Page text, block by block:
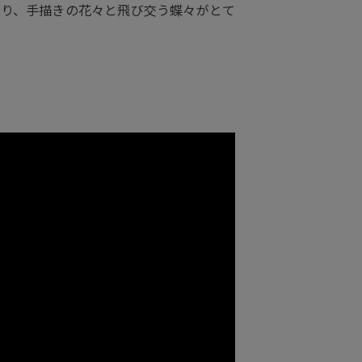
、手描きの花々と飛び交う蝶々がとて